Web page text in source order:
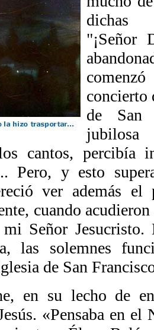
dichas
"¡Señor
concierto
de San
cantos, percibía
Pero, y esto
ver además el
cuando
Señor Jesucristo.
las solemnes
de San
en su lecho de
«Pensaba en el